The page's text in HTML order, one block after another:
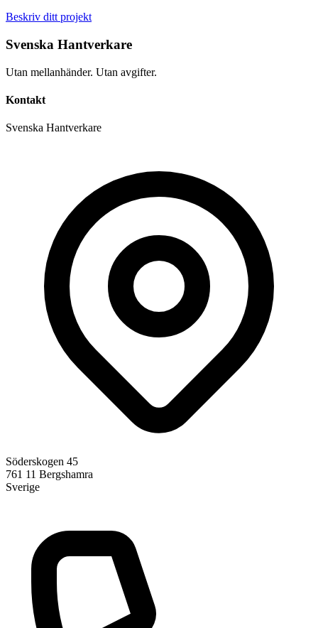
Beskriv ditt projekt
Svenska Hantverkare
Utan mellanhänder. Utan avgifter.
Kontakt
Svenska Hantverkare
Söderskogen 45
761 11 Bergshamra
Sverige